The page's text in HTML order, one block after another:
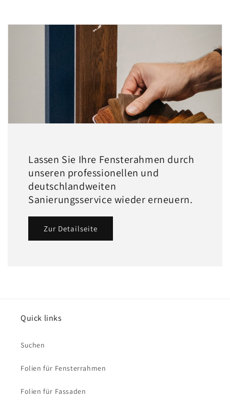
Lassen Sie Ihre Fensterahmen durch
unseren professionellen und
deutschlandweiten
Sanierungsservice wieder erneuern.
Zur Detailseite
Quick links
Suchen
Folien für Fensterrahmen
Folien für Fassaden